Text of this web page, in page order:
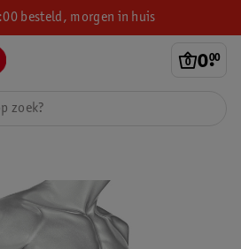
besteld, morgen in huis
0.
00